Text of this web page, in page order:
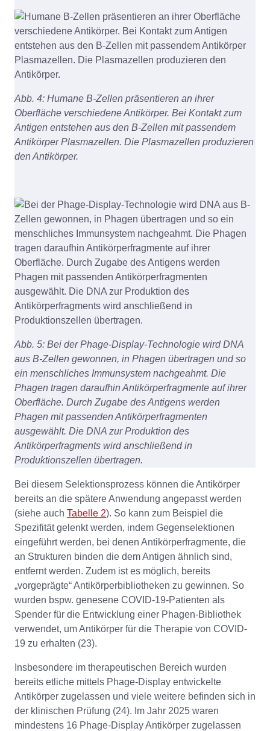
Abb. 4: Humane B-Zellen präsentieren an ihrer
Oberfläche verschiedene Antikörper. Bei Kontakt zum
Antigen entstehen aus den B-Zellen mit passendem
Antikörper Plasmazellen. Die Plasmazellen produzieren
den Antikörper.
Abb. 5: Bei der Phage-Display-Technologie wird DNA
aus B-Zellen gewonnen, in Phagen übertragen und so
ein menschliches Immunsystem nachgeahmt. Die
Phagen tragen daraufhin Antikörperfragmente auf ihrer
Oberfläche. Durch Zugabe des Antigens werden
Phagen mit passenden Antikörperfragmenten
ausgewählt. Die DNA zur Produktion des
Antikörperfragments wird anschließend in
Produktionszellen übertragen.
Bei diesem Selektionsprozess können die Antikörper
bereits an die spätere Anwendung angepasst werden
(siehe auch Tabelle 2). So kann zum Beispiel die
Spezifität gelenkt werden, indem Gegenselektionen
eingeführt werden, bei denen Antikörperfragmente, die
an Strukturen binden die dem Antigen ähnlich sind,
entfernt werden. Zudem ist es möglich, bereits
„vorgeprägte“ Antikörperbibliotheken zu gewinnen. So
wurden bspw. genesene COVID-19-Patienten als
Spender für die Entwicklung einer Phagen-Bibliothek
verwendet, um Antikörper für die Therapie von COVID-
19 zu erhalten (23).
Insbesondere im therapeutischen Bereich wurden
bereits etliche mittels Phage-Display entwickelte
Antikörper zugelassen und viele weitere befinden sich in
der klinischen Prüfung (24). Im Jahr 2025 waren
mindestens 16 Phage-Display Antikörper zugelassen